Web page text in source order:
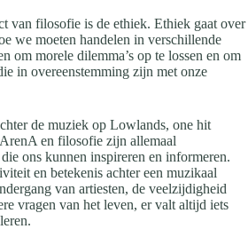
van filosofie is de ethiek. Ethiek gaat over
we moeten handelen in verschillende
om morele dilemma’s op te lossen en om
in overeenstemming zijn met onze
de muziek op Lowlands, one hit
en filosofie zijn allemaal
ons kunnen inspireren en informeren.
en betekenis achter een muzikaal
van artiesten, de veelzijdigheid
vragen van het leven, er valt altijd iets